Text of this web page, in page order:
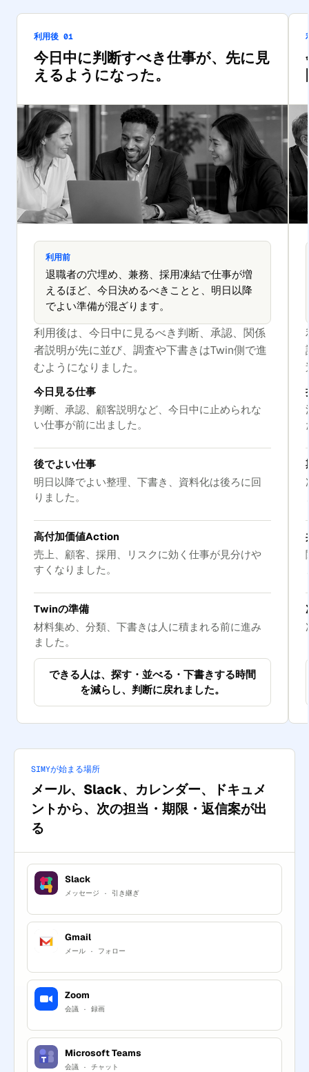
利用後 01
今日中に判断すべき仕事が、先に見
えるようになった。
利用前
退職者の穴埋め、兼務、採用凍結で仕事が増
えるほど、今日決めるべきことと、明日以降
でよい準備が混ざります。
利用後は、今日中に見るべき判断、承認、関係
者説明が先に並び、調査や下書きはTwin側で進
むようになりました。
今日見る仕事
判断、承認、顧客説明など、今日中に止められな
い仕事が前に出ました。
後でよい仕事
明日以降でよい整理、下書き、資料化は後ろに回
りました。
高付加価値Action
売上、顧客、採用、リスクに効く仕事が見分けや
すくなりました。
Twinの準備
材料集め、分類、下書きは人に積まれる前に進み
ました。
できる人は、探す・並べる・下書きする時間
を減らし、判断に戻れました。
SIMYが始まる場所
メール、Slack、カレンダー、ドキュメ
ントから、次の担当・期限・返信案が出
る
Slack
メッセージ · 引き継ぎ
Gmail
メール · フォロー
Zoom
会議 · 録画
Microsoft Teams
会議 · チャット